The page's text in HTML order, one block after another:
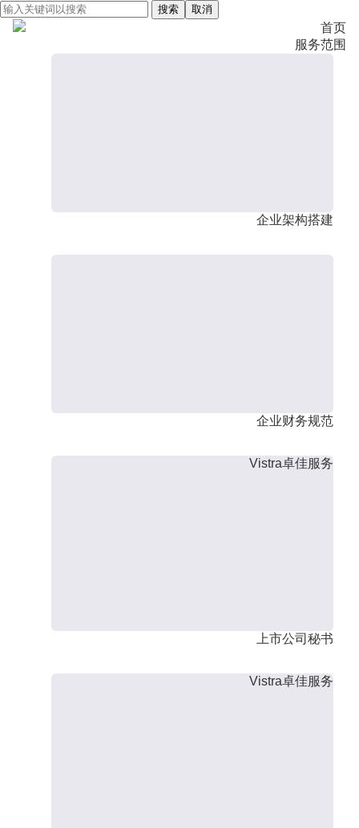
搜索 取消
首页
服务范围
企业架构搭建
企业财务规范
Vistra卓佳服务
上市公司秘书
Vistra卓佳服务